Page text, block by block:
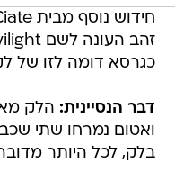
כגרסא דומה לזו של
דבר הנסיינית: הלק
ואטום נמרחו שתי
בלק, לכל היותר